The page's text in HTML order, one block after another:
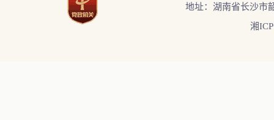
地址：湖南省长沙市
湘